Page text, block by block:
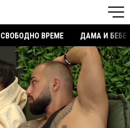
СВОБОДНО ВРЕМЕ ДАМА И БЕБЕ